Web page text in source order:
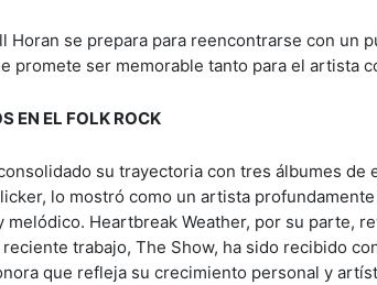
Horan se prepara para reencontrarse con un
promete ser memorable tanto para el artista
EN EL FOLK ROCK
su trayectoria con tres álbumes
lo mostró como un artista
Heartbreak Weather, por su parte,
trabajo, The Show, ha sido recibido
que refleja su crecimiento personal y